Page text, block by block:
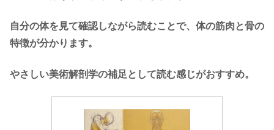
自分の体を見て確認しながら読むことで、体の筋肉と骨の
特徴が分かります。
やさしい美術解剖学の補足として読む感じがおすすめ。